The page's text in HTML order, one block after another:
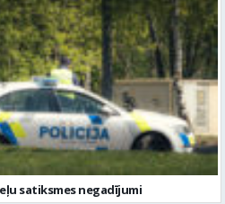
satiksmes negadījumi